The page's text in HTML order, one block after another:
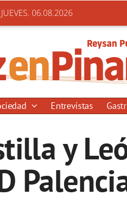
JUEVES. 06.08.2026
Entrevistas
y